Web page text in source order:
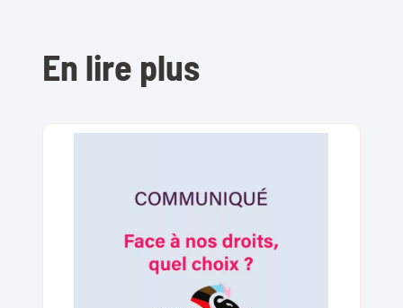
En lire plus